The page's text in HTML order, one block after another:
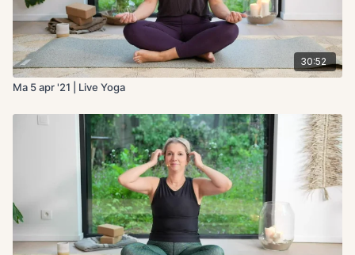
30:52
Ma 5 apr '21 | Live Yoga